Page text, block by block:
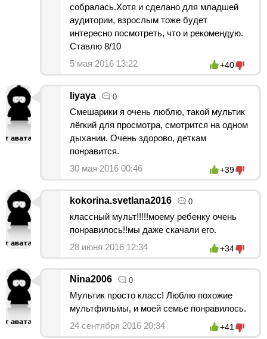
собралась.Хотя и сделано для младшей
аудитории, взрослым тоже будет
интересно посмотреть, что и рекомендую.
Ставлю 8/10
5 мая 2016 13:22
+40
liyaya 0
Смешарики я очень люблю, такой мультик
лёгкий для просмотра, смотрится на одном
дыхании. Очень здорово, деткам
понравится.
30 мая 2016 00:46
+39
kokorina.svetlana2016 0
классный мульт!!!!!моему ребенку очень
понравилось!!мы даже скачали его.
28 июня 2016 12:34
+34
Nina2006 0
Мультик просто класс! Люблю похожие
мультфильмы, и моей семье понравилось.
24 сентября 2016 20:34
+41